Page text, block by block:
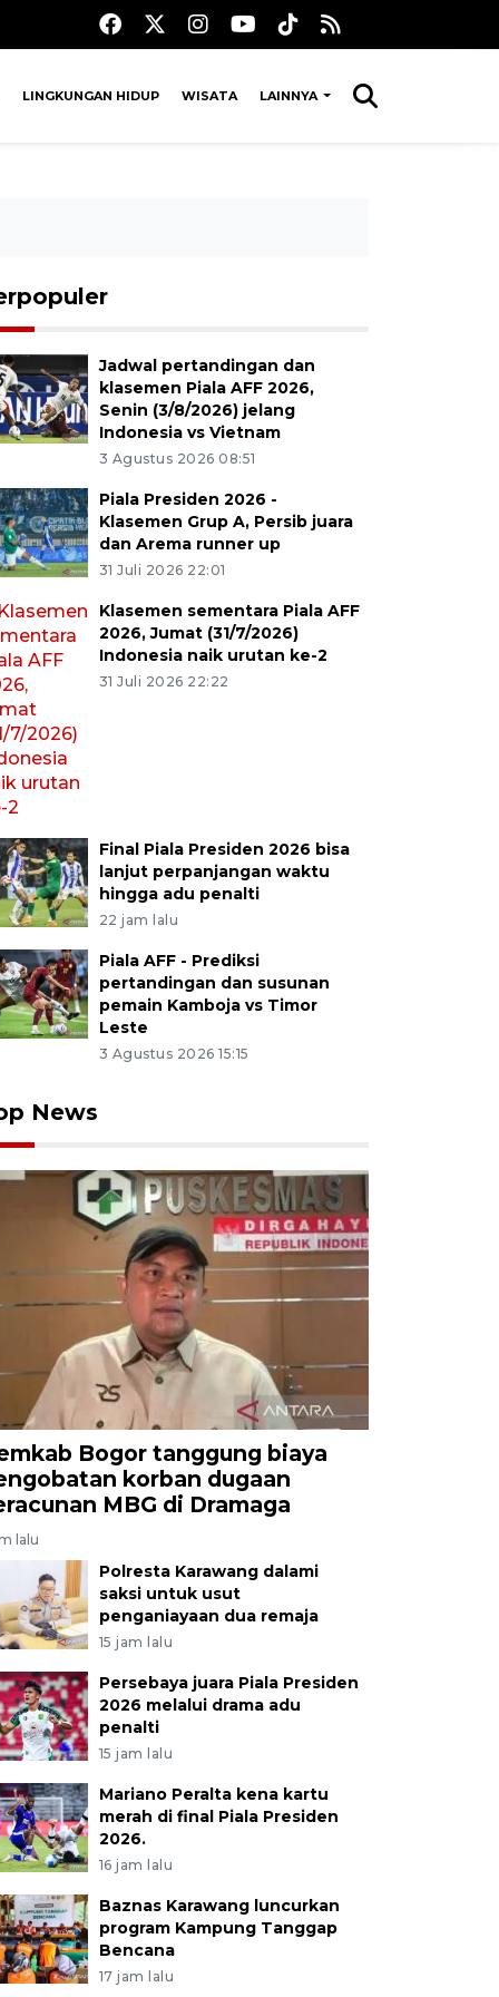
LINGKUNGAN HIDUP WISATA LAINNYA
Jadwal pertandingan dan
klasemen Piala AFF 2026,
Senin (3/8/2026) jelang
Indonesia vs Vietnam
3 Agustus 2026 08:51
Piala Presiden 2026 -
Klasemen Grup A, Persib juara
dan Arema runner up
31 Juli 2026 22:01
Klasemen sementara Piala AFF
2026, Jumat (31/7/2026)
Indonesia naik urutan ke-2
31 Juli 2026 22:22
Final Piala Presiden 2026 bisa
lanjut perpanjangan waktu
hingga adu penalti
22 jam lalu
Piala AFF - Prediksi
pertandingan dan susunan
pemain Kamboja vs Timor
Leste
3 Agustus 2026 15:15
News
Bogor tanggung biaya
korban dugaan
MBG di Dramaga
lalu
Polresta Karawang dalami
saksi untuk usut
penganiayaan dua remaja
15 jam lalu
Persebaya juara Piala Presiden
2026 melalui drama adu
penalti
15 jam lalu
Mariano Peralta kena kartu
merah di final Piala Presiden
2026.
16 jam lalu
Baznas Karawang luncurkan
program Kampung Tanggap
Bencana
17 jam lalu